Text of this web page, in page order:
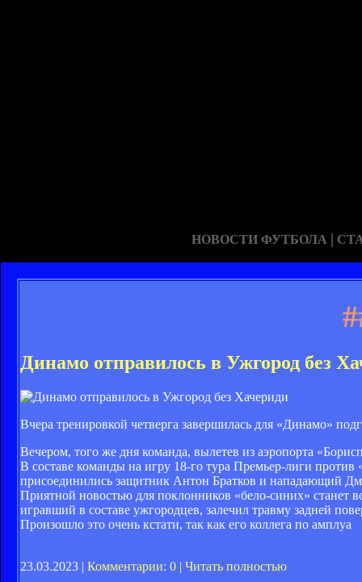
НОВОСТИ ФУТБОЛА |
Динамо отправилось в Ужгород без
Вчера тренировкой четверга завершилась для «Динамо»
Вечером, того же дня команда, вылетев из аэропорта
В составе команды на игру 18-го тура Премьер-лиги
присоединились защитник Антон Братков и нападающий
Приятной новостью для поклонников «бело-синих»
игравший в составе ужгородцев, залечил травму задней
Произошло это очень кстати, так как его коллега по амплуа
23.03.2023 | Комментарии: 0 | Читать полностью